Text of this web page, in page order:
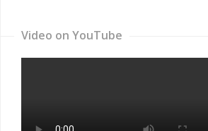
Video on YouTube